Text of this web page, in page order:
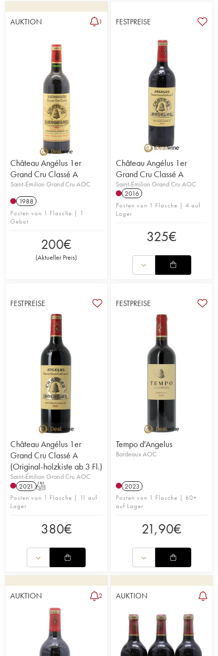
Blanc, Ausone und Pavie einzureihen. Grünlese im
Juli, Ausbau in neuen Eichenfässern, Gärung in
Mittlerweile hat die achte Generation die Leitung
des Weinguts übernommen. Stéphanie de Boüard-
Rivoal, die Tochter von Hubert de Boüard stieg
2012 ein, ihr Cousin Thierry Grenié-de Boüard,
Sohn von Jean-Bernard Grenié 2016.
AUKTION 1
Château Angélus 1er
Grand Cru Classé A
Saint-Émilion Grand Cru AOC
1988
Posten von 1 Flasche | 1
Gebot
200€
(Aktueller Preis)
FESTPREISE
Château Angélus 1er
Grand Cru Classé A
Saint-Émilion Grand Cru AOC
2016
Posten von 1 Flasche | 4 auf
Lager
325€
FESTPREISE
Château Angélus 1er
Grand Cru Classé A
(Original-holzkiste ab 3 Fl.)
Saint-Émilion Grand Cru AOC
2021 T
Posten von 1 Flasche | 11 auf
Lager
380€
FESTPREISE
Tempo d'Angelus
Bordeaux AOC
2023
Posten von 1 Flasche | 60+
auf Lager
21,90€
AUKTION 2 AUKTION